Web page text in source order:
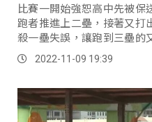
比賽一開始強恕高中先被保
跑者推進上二壘，接著又打
殺一壘失誤，讓跑到三壘的
一分。2022-11-09 19:39